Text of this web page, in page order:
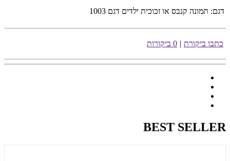
דגם: תמונה קנבס או זכוכית ילדים דגם 1003
כתבו ביקורת | 0 ביקורות
BEST SELLER